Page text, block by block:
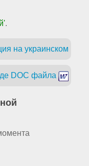
.
на украинском
DOC файла